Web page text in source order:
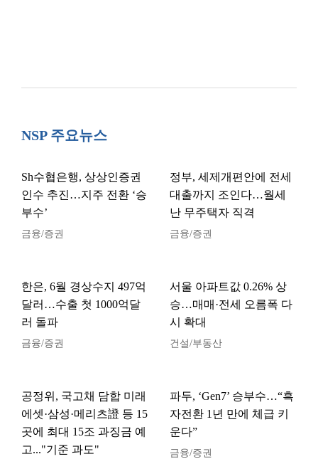
NSP 주요뉴스
Sh수협은행, 상상인증권
인수 추진…지주 전환 ‘승
부수’
금융/증권
정부, 세제개편안에 전세
대출까지 조인다…월세
난 무주택자 직격
금융/증권
한은, 6월 경상수지 497억
달러…수출 첫 1000억달
러 돌파
금융/증권
서울 아파트값 0.26% 상
승…매매·전세 오름폭 다
시 확대
건설/부동산
공정위, 국고채 담합 미래
에셋·삼성·메리츠證 등 15
곳에 최대 15조 과징금 예
고..."기준 과도"
파두, ‘Gen7’ 승부수…“흑
자전환 1년 만에 체급 키
운다”
금융/증권